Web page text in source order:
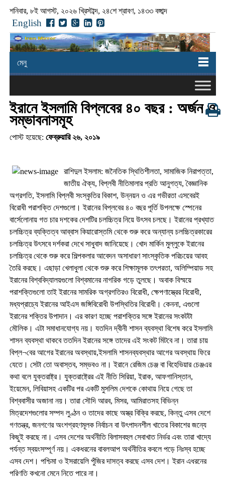
শনিবার, ৮ই আগস্ট, ২০২৬ খ্রিস্টাব্দ, ২৪শে শ্রাবণ, ১৪৩৩ বঙ্গাব্দ
English
মেনু
ইরানে ইসলামি বিপ্লবের ৪০ বছর : অর্জন ও
সম্ভাবনাসমূহ
পোস্ট হয়েছে: ফেব্রুয়ারি ২৬, ২০১৯
রাশিদুল ইসলাম: জনৈতিক স্থিতিশীলতা, সামাজিক নিরাপত্তা,
জাতীয় ঐক্য, বিপ্লবী নীতিমালার প্রতি আনুগত্য, বৈজ্ঞানিক
অগ্রগতি, ইসলামি বিপ্লবী সংস্কৃতির বিকাশ, উন্নয়ন ও এর গভীরতা এসবেরই
বিরোধী পরাশক্তি দেশগুলো। ইরানের বিপ্লবের ৪০ বছর পূর্তি উপলক্ষে স্পেনের
বার্সেলোনায় গত চার দশকের দেশটির চলচ্চিত্র নিয়ে উৎসব চলছে। ইরানের প্রখ্যাত
চলচ্চিত্র ব্যক্তিত্ব আব্বাস কিয়ারোস্তমি থেকে শুরু করে অন্যান্য চলচ্চিত্রকারের
চলচ্চিত্র উৎসবে দর্শকরা দেখে সাধুবাদ জানিয়েছে। খোদ মার্কিন মুল্লুকে ইরানের
চলচ্চিত্র থেকে শুরু করে শিল্পকলার আবেদন অসাধারণ সাংস্কৃতিক পরিচয়ের আবহ
তৈরি করছে। এছাড়া খেলাধুলা থেকে শুরু করে শিক্ষামূলক তৎপরতা, অলিম্পিয়াড সহ
ইরানের বিশ্ববিদ্যালয়গুলো বিশ্বমানের নাগরিক গড়ে তুলছে। অবাক বিস্ময়ে
পরাশক্তিগুলো তাই ইরানের সামরিক অগ্রগতিরও বিরোধী, ক্ষেপণাস্ত্রের বিরোধী,
মধ্যপ্রাচ্যে ইরানের আইএস জঙ্গিবিরোধী উপস্থিতির বিরোধী। কেননা, এগুলো
ইরানের শক্তির উপাদান। এর কারণ হচ্ছে পরাশক্তির সঙ্গে ইরানের সংকটটা
মৌলিক। এটা সমাধানযোগ্য নয়। যতদিন দ্বীনী শাসন ব্যবস্থা বিশেষ করে ইসলামি
শাসন ব্যবস্থা থাকবে ততদিন ইরানের সঙ্গে তাদের এই সংকট মিটবে না। তারা চায়
বিপ্ল¬বের আগের ইরানের অবস্থায়,ইসলামি শাসনব্যবস্থার আগের অবস্থায় ফিরে
যেতে। সেটা তো অবাস্তব, সম্ভবও না। ইরানে রেজিম চেঞ্জ বা বিহেভিয়ার চেঞ্জএর
কথা বলে যুক্তরাষ্ট্র। যুক্তরাষ্ট্রের এই নীতি সিরিয়া, ইরাক, আফগানিস্তান,
ইয়েমেন, লিবিয়াসহ একটির পর একটি মুসলিম দেশকে কোথায় নিয়ে গেছে তা
বিশ্ববাসীর অজানা নয়। তারা সৌদি আরব, মিসর, আমিরাতসহ বিভিন্ন
মিত্রদেশগুলোর সম্পদ লুণ্ঠন ও তাদের কাছে অস্ত্র বিক্রি করছে, কিন্তু এসব দেশে
গণতন্ত্র, জনগণের অংশগ্রহণমূলক নির্বাচন বা উৎপাদনশীল খাতের বিকাশের জন্যে
কিছুই করছে না। এসব দেশের অর্থনীতি বিলাসবহুল সেবাখাত নির্ভর এবং তারা খাদ্যে
পর্যন্ত স্বয়ংসম্পূর্ণ নয়। একধরনের বাবলআপ অর্থনীতির কবলে পড়ে নিঃস্ব হচ্ছে
এসব দেশ। পশ্চিমা ও ইসরায়েলি পুঁজির দাসত্ব করছে এসব দেশ। ইরান এধরনের
পরিণতি কখনো মেনে নিতে পারে না।